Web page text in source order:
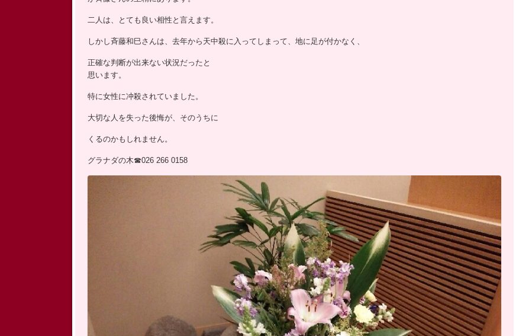
二人は、とても良い相性と言えます。
しかし斉藤和巳さんは、去年から天中殺に入ってしまって、地に足が付かなく、
正確な判断が出来ない状況だったと
思います。
特に女性に冲殺されていました。
大切な人を失った後悔が、そのうちに
くるのかもしれません。
グラナダの木☎026 266 0158